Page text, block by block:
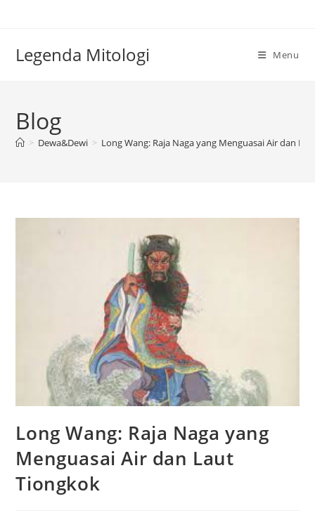
Legenda Mitologi Menu
Blog
> Dewa&Dewi > Long Wang: Raja Naga yang Menguasai Air dan
Long Wang: Raja Naga yang
Menguasai Air dan Laut
Tiongkok